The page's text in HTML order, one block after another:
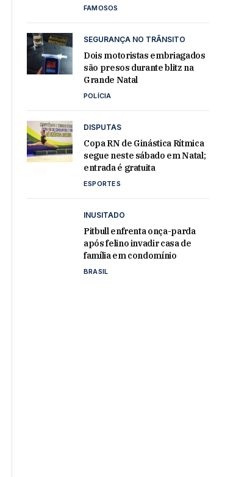
FAMOSOS
SEGURANÇA NO TRÂNSITO
Dois motoristas embriagados
são presos durante blitz na
Grande Natal
POLÍCIA
DISPUTAS
Copa RN de Ginástica Rítmica
segue neste sábado em Natal;
entrada é gratuita
ESPORTES
INUSITADO
Pitbull enfrenta onça-parda
após felino invadir casa de
família em condomínio
BRASIL